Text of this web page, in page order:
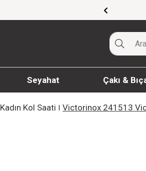
Seyahat Çakı &
Kadın Kol Saati Victorinox 241513